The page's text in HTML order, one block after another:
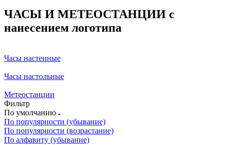
ЧАСЫ И МЕТЕОСТАНЦИИ с
нанесением логотипа
Часы настенные
Часы настольные
Метеостанции
Фильтр
По умолчанию
По популярности (убывание)
По популярности (возрастание)
По алфавиту (убывание)